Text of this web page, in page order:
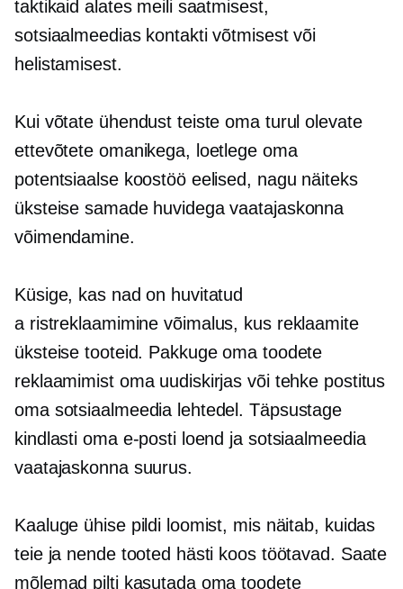
taktikaid alates meili saatmisest,
sotsiaalmeedias kontakti võtmisest või
helistamisest.
Kui võtate ühendust teiste oma turul olevate
ettevõtete omanikega, loetlege oma
potentsiaalse koostöö eelised, nagu näiteks
üksteise samade huvidega vaatajaskonna
võimendamine.
Küsige, kas nad on huvitatud
a ristreklaamimine võimalus, kus reklaamite
üksteise tooteid. Pakkuge oma toodete
reklaamimist oma uudiskirjas või tehke postitus
oma sotsiaalmeedia lehtedel. Täpsustage
kindlasti oma e-posti loend ja sotsiaalmeedia
vaatajaskonna suurus.
Kaaluge ühise pildi loomist, mis näitab, kuidas
teie ja nende tooted hästi koos töötavad. Saate
mõlemad pilti kasutada oma toodete